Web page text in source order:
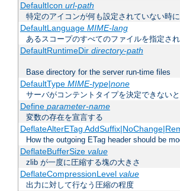
DefaultIcon url-path
特定のアイコンが何も設定されていない時
DefaultLanguage MIME-lang
あるスコープのすべてのファイルを指定さ
DefaultRuntimeDir directory-path
Base directory for the server run-time files
DefaultType MIME-type|none
サーバがコンテントタイプを決定できない
Define parameter-name
変数の存在を宣言する
DeflateAlterETag
How the outgoing ETag header should be
DeflateBufferSize value
zlib が一度に圧縮する塊の大きさ
DeflateCompressionLevel value
出力に対して行なう圧縮の程度